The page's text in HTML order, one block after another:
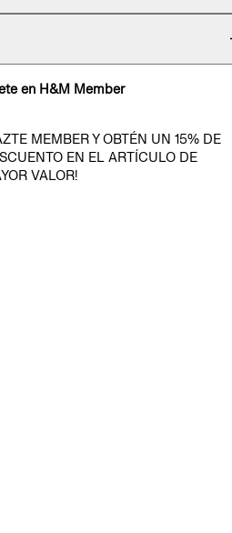
en H&M Member
MEMBER Y OBTÉN UN 15% DE
EN EL ARTÍCULO DE
VALOR!